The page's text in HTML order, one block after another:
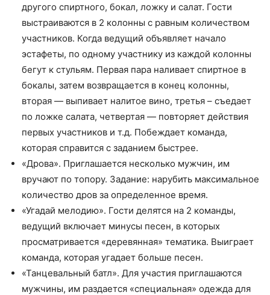
другого спиртного, бокал, ложку и салат. Гости
выстраиваются в 2 колонны с равным количеством
участников. Когда ведущий объявляет начало
эстафеты, по одному участнику из каждой колонны
бегут к стульям. Первая пара наливает спиртное в
бокалы, затем возвращается в конец колонны,
вторая — выпивает налитое вино, третья – съедает
по ложке салата, четвертая — повторяет действия
первых участников и т.д. Побеждает команда,
которая справится с заданием быстрее.
«Дрова». Приглашается несколько мужчин, им
вручают по топору. Задание: нарубить максимальное
количество дров за определенное время.
«Угадай мелодию». Гости делятся на 2 команды,
ведущий включает минусы песен, в которых
просматривается «деревянная» тематика. Выиграет
команда, которая угадает больше песен.
«Танцевальный батл». Для участия приглашаются
мужчины, им раздается «специальная» одежда для